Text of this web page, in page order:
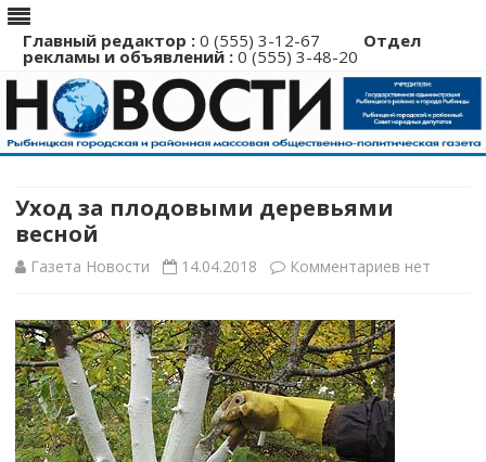
Главный редактор : 0 (555) 3-12-67 Отдел
рекламы и объявлений : 0 (555) 3-48-20
Перейти
Уход за плодовыми деревьями
весной
Газета Новости 14.04.2018 Комментариев кнет